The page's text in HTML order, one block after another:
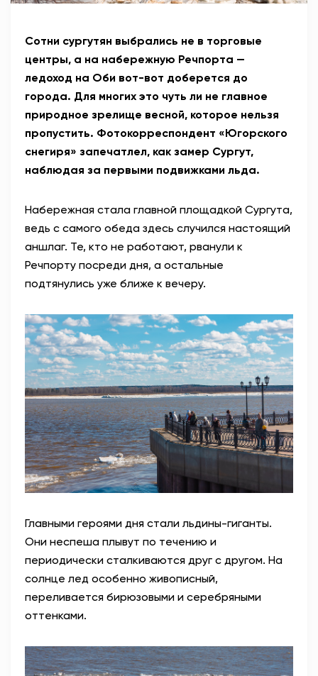
Сотни сургутян выбрались не в торговые
центры, а на набережную Речпорта —
ледоход на Оби вот-вот доберется до
города. Для многих это чуть ли не главное
природное зрелище весной, которое нельзя
пропустить. Фотокорреспондент «Югорского
снегиря» запечатлел, как замер Сургут,
наблюдая за первыми подвижками льда.
Набережная стала главной площадкой Сургута,
ведь с самого обеда здесь случился настоящий
аншлаг. Те, кто не работают, рванули к
Речпорту посреди дня, а остальные
подтянулись уже ближе к вечеру.
Главными героями дня стали льдины-гиганты.
Они неспеша плывут по течению и
периодически сталкиваются друг с другом. На
солнце лед особенно живописный,
переливается бирюзовыми и серебряными
оттенками.